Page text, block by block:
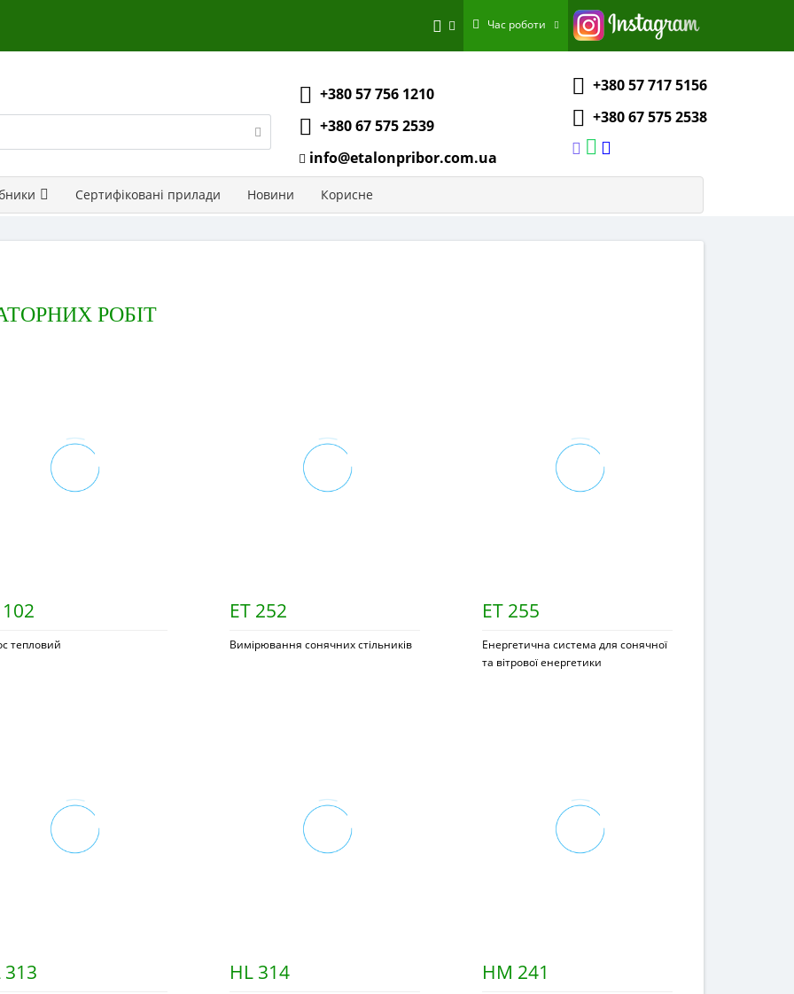
Час роботи
+380 57 756 1210
+380 67 575 2539
info@etalonpribor.com.ua
+380 57 717 5156
+380 67 575 2538
Сертифіковані прилади Новини Корисне
РОБІТ
102
тепловий
ET 252
Вимірювання сонячних стільників
ET 255
Енергетична система для сонячної
та вітрової енергетики
313 HL 314 HM 241